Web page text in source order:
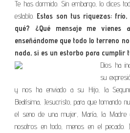
Te has dormido. Sin embargo, lo dices
establo. Estas son tus riquezas:
qué? ¿Qué mensaje me vienes
enseñándome que todo lo terreno
nada, si es un estorbo para cumplir
Dios ha
su
y nos ha enviado a su Hijo, la
Beatísima, Jesucristo, para que tomando
el seno de una mujer, María, la Madre
nosotros en todo, menos en el